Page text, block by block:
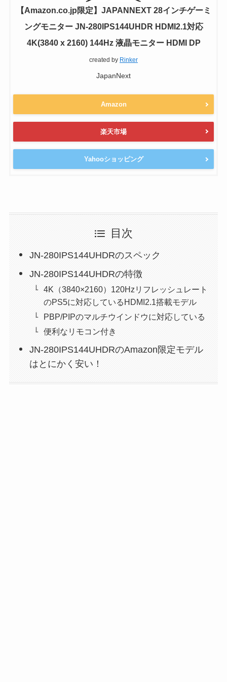
【Amazon.co.jp限定】JAPANNEXT 28インチゲーミ
ングモニター JN-280IPS144UHDR HDMI2.1対応
4K(3840 x 2160) 144Hz 液晶モニター HDMI DP
created by Rinker
JapanNext
Amazon
楽天市場
Yahooショッピング
目次
JN-280IPS144UHDRのスペック
JN-280IPS144UHDRの特徴
4K（3840×2160）120Hzリフレッシュレート
のPS5に対応しているHDMI2.1搭載モデル
PBP/PIPのマルチウインドウに対応している
便利なリモコン付き
JN-280IPS144UHDRのAmazon限定モデル
はとにかく安い！